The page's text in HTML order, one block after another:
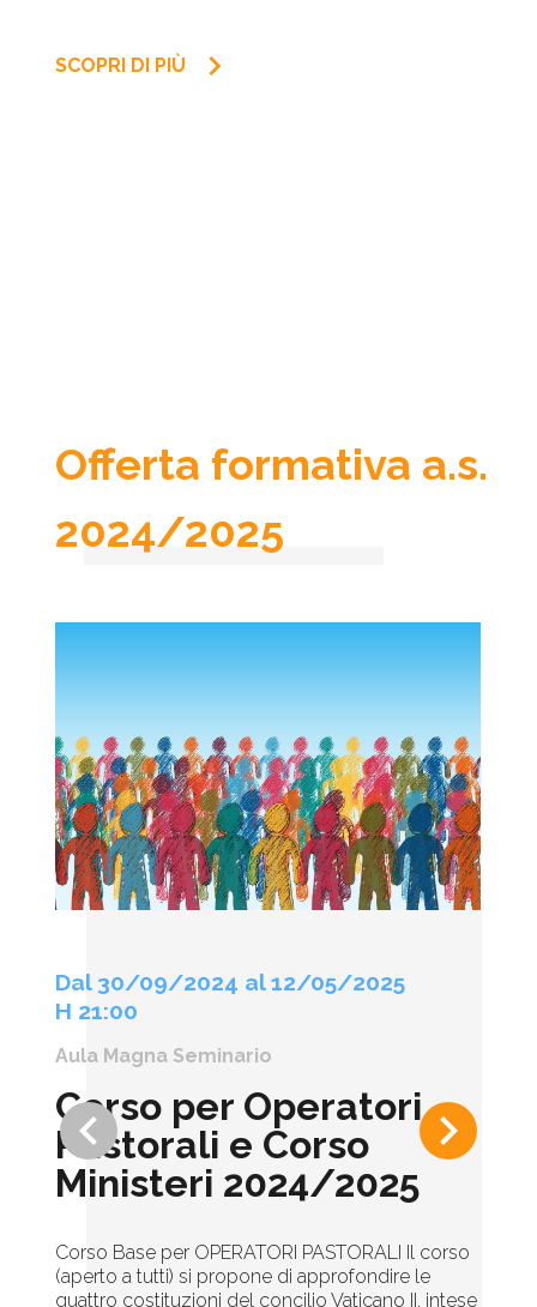
keyboard_arrow_right
SCOPRI DI PIÙ
Offerta formativa a.s.
2024/2025
keyboard_arrow_left keyboard_arrow_right
Dal 30/09/2024 al 12/05/2025
H 21:00
Aula Magna Seminario
Corso per Operatori
Pastorali e Corso
Ministeri 2024/2025
Corso Base per OPERATORI PASTORALI Il corso
(aperto a tutti) si propone di approfondire le
quattro costituzioni del concilio Vaticano II, intese